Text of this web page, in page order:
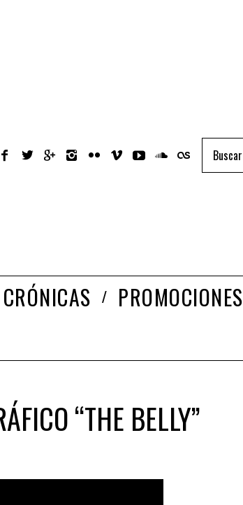
CRÓNICAS
PROMOCIONES
“THE BELLY”